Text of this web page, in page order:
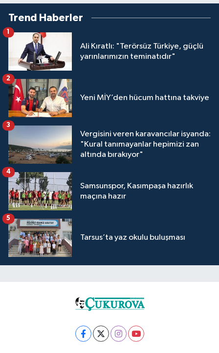
Trend Haberler
Ali Kıratlı: "Terörsüz Türkiye, güçlü
yarınlarımızın teminatıdır"
1
Yeni MİY’den hücum hattına takviye
2
Vergisini veren karavancılar isyanda:
"Kural tanımayanlar hepimizi zan
altında bırakıyor"
3
Samsunspor, Kasımpaşa hazırlık
maçına hazır
4
Tarsus’ta yaz okulu buluşması
5